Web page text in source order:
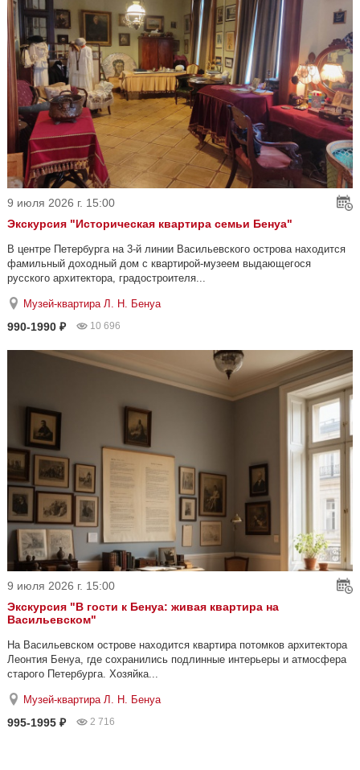
9 июля 2026 г. 15:00
Экскурсия "Историческая квартира семьи Бенуа"
В центре Петербурга на 3-й линии Васильевского острова находится
фамильный доходный дом с квартирой-музеем выдающегося
русского архитектора, градостроителя...
Музей-квартира Л. Н. Бенуа
990-1990 ₽ 10 696
9 июля 2026 г. 15:00
Экскурсия "В гости к Бенуа: живая квартира на
Васильевском"
На Васильевском острове находится квартира потомков архитектора
Леонтия Бенуа, где сохранились подлинные интерьеры и атмосфера
старого Петербурга. Хозяйка...
Музей-квартира Л. Н. Бенуа
995-1995 ₽ 2 716